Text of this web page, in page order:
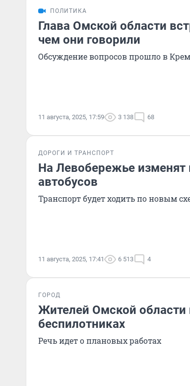
ПОЛИТИКА
Глава Омской области
чем они говорили
Обсуждение вопросов прошло в
11 августа, 2025, 17:59 3 138 68
ДОРОГИ И ТРАНСПОРТ
На Левобережье
автобусов
Транспорт будет ходить по новым
11 августа, 2025, 17:41 6 513 4
ГОРОД
Жителей Омской области
беспилотниках
Речь идет о плановых работах